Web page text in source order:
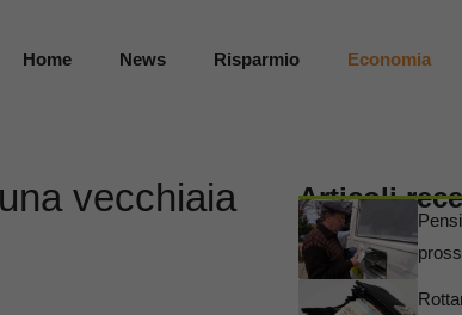
Home News Risparmio Economia
vecchiaia
Articoli